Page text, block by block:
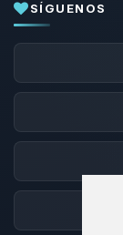
SÍGUENOS